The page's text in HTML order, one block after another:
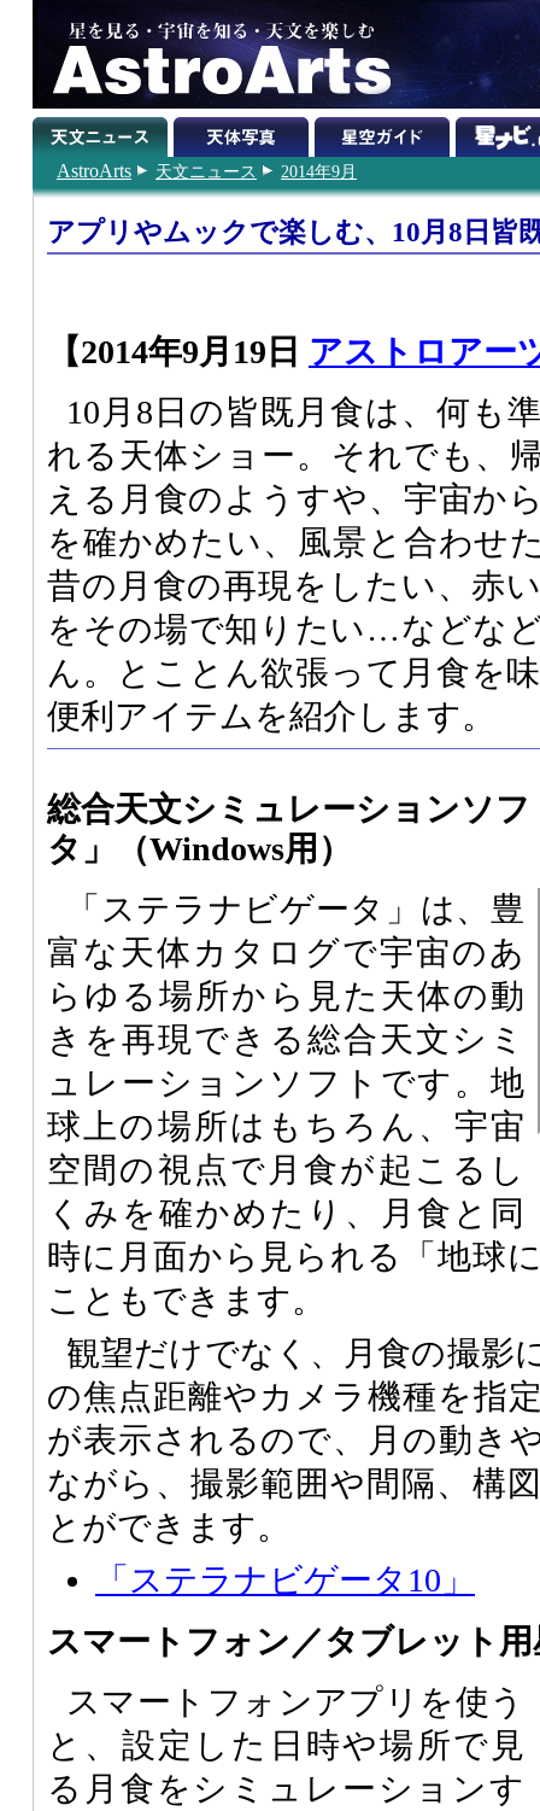
AstroArts 天文ニュース 2014年9月
アプリやムックで楽しむ、10月8日皆
【2014年9月19日 アストロアー
10月8日の皆既月食は、何も
れる天体ショー。それでも、
える月食のようすや、宇宙か
を確かめたい、風景と合わせ
昔の月食の再現をしたい、赤
をその場で知りたい…などな
ん。とことん欲張って月食を
便利アイテムを紹介します。
総合天文シミュレーションソ
タ」（Windows用）
「ステラナビゲータ」は、豊
富な天体カタログで宇宙のあ
らゆる場所から見た天体の動
きを再現できる総合天文シミ
ュレーションソフトです。地
球上の場所はもちろん、宇宙
空間の視点で月食が起こるし
くみを確かめたり、月食と同
時に月面から見られる「地球
こともできます。
観望だけでなく、月食の撮影
の焦点距離やカメラ機種を指
が表示されるので、月の動き
ながら、撮影範囲や間隔、構
とができます。
「ステラナビゲータ10」
スマートフォン／タブレット
スマートフォンアプリを使う
と、設定した日時や場所で見
る月食をシミュレーションす